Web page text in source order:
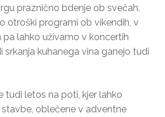
praznično bdenje ob svečah.
otroški programi ob vikendih, v
lahko uživamo v koncertih
srkanja kuhanega vina ganejo tudi
tudi letos na poti, kjer lahko
oblečene v adventne